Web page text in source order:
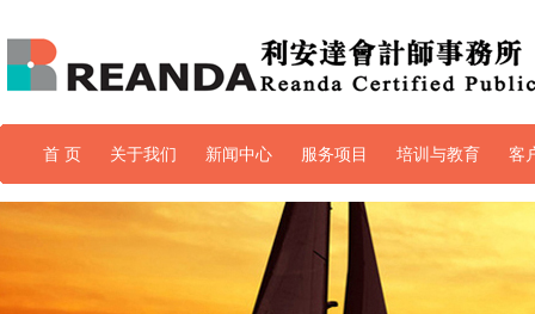
首 页 关于我们 新闻中心 服务项目 培训与教育 客